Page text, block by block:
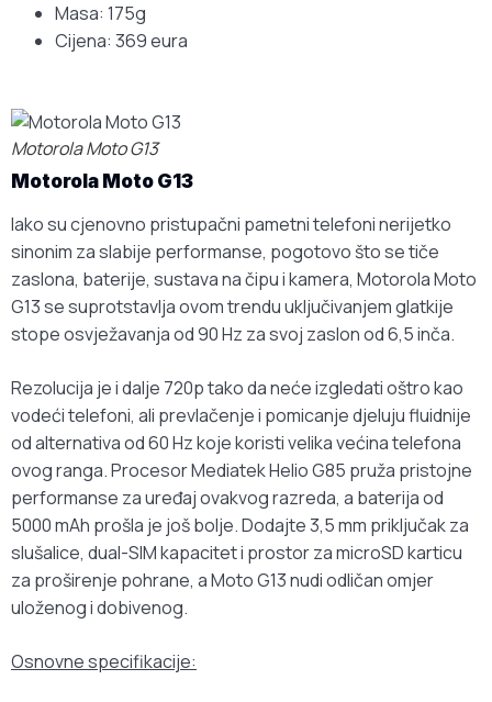
Masa: 175g
Cijena: 369 eura
Motorola Moto G13
Motorola Moto G13
Iako su cjenovno pristupačni pametni telefoni nerijetko
sinonim za slabije performanse, pogotovo što se tiče
zaslona, baterije, sustava na čipu i kamera, Motorola Moto
G13 se suprotstavlja ovom trendu uključivanjem glatkije
stope osvježavanja od 90 Hz za svoj zaslon od 6,5 inča.
Rezolucija je i dalje 720p tako da neće izgledati oštro kao
vodeći telefoni, ali prevlačenje i pomicanje djeluju fluidnije
od alternativa od 60 Hz koje koristi velika većina telefona
ovog ranga. Procesor Mediatek Helio G85 pruža pristojne
performanse za uređaj ovakvog razreda, a baterija od
5000 mAh prošla je još bolje. Dodajte 3,5 mm priključak za
slušalice, dual-SIM kapacitet i prostor za microSD karticu
za proširenje pohrane, a Moto G13 nudi odličan omjer
uloženog i dobivenog.
Osnovne specifikacije: